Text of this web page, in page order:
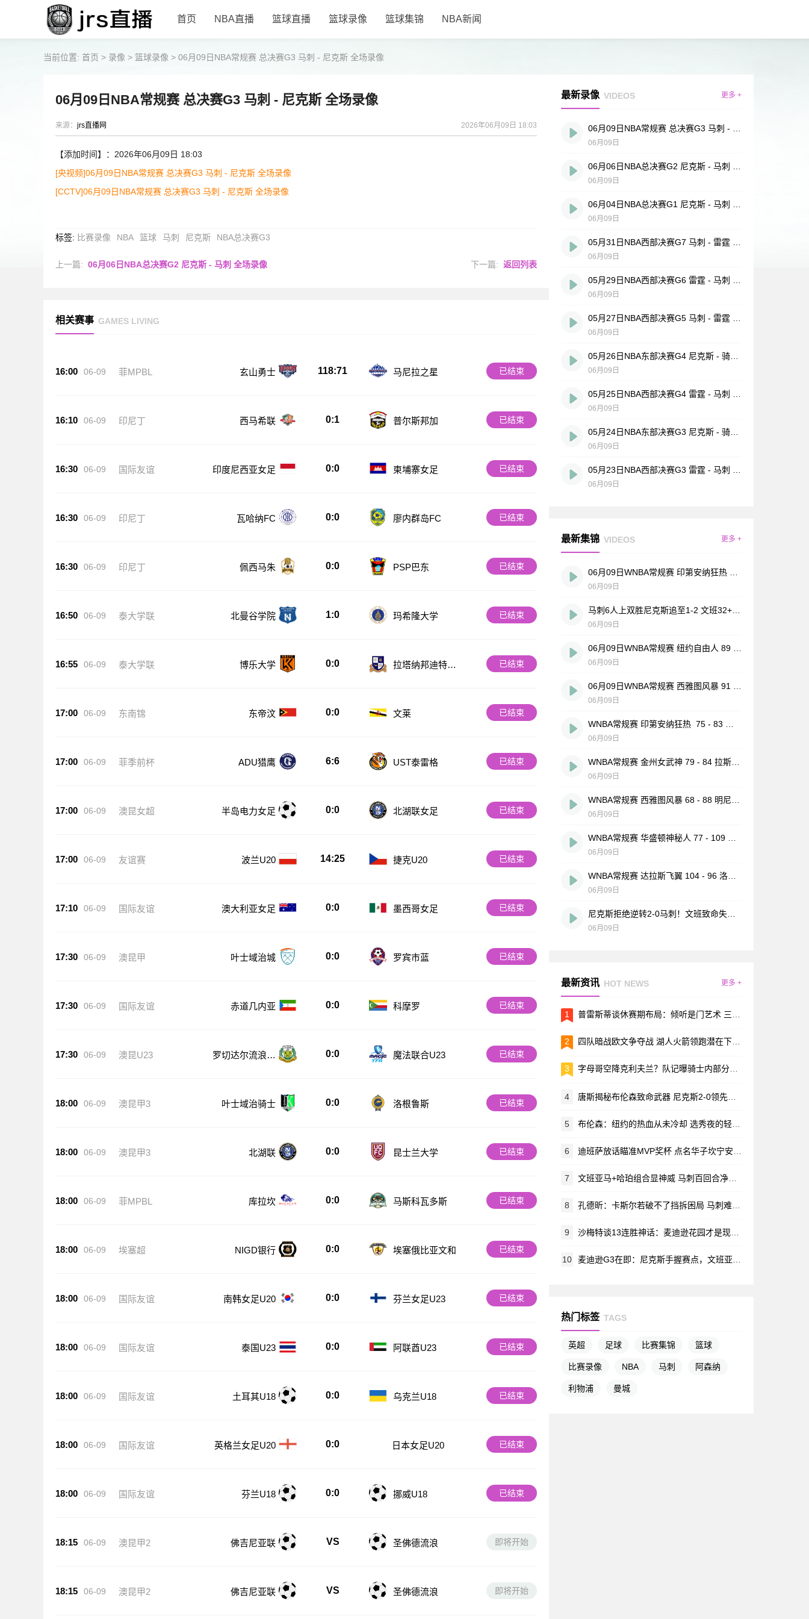
首页 NBA直播 篮球直播 篮球录像 篮球集锦 NBA新闻
当前位置: 首页 > 录像 > 篮球录像 > 06月09日NBA常规赛 总决赛G3 马刺 - 尼克斯 全场录像
06月09日NBA常规赛 总决赛G3 马刺 - 尼克斯 全场录像
来源： jrs直播网 2026年06月09日 18:03
【添加时间】：2026年06月09日 18:03
[央视频]06月09日NBA常规赛 总决赛G3 马刺 - 尼克斯 全场录像
[CCTV]06月09日NBA常规赛 总决赛G3 马刺 - 尼克斯 全场录像
标签: 比赛录像 NBA 篮球 马刺 尼克斯 NBA总决赛G3
上一篇: 06月06日NBA总决赛G2 尼克斯 - 马刺 全场录像 下一篇: 返回列表
相关赛事 GAMES LIVING
16:00 06-09 菲MPBL 玄山勇士 118:71 马尼拉之星 已结束
16:10 06-09 印尼丁 西马希联 0:1 普尔斯邦加 已结束
16:30 06-09 国际友谊 印度尼西亚女足 0:0 柬埔寨女足 已结束
16:30 06-09 印尼丁 瓦哈纳FC 0:0 廖内群岛FC 已结束
16:30 06-09 印尼丁 佩西马朱 0:0 PSP巴东 已结束
16:50 06-09 泰大学联 北曼谷学院 1:0 玛希隆大学 已结束
16:55 06-09 泰大学联 博乐大学 0:0
拉塔纳邦迪特大
已结束
17:00 06-09 东南锦 东帝汶 0:0 文莱 已结束
17:00 06-09 菲季前杯 ADU猎鹰 6:6 UST泰雷格 已结束
17:00 06-09 澳昆女超 半岛电力女足 0:0 北湖联女足 已结束
17:00 06-09 友谊赛 波兰U20 14:25 捷克U20 已结束
17:10 06-09 国际友谊 澳大利亚女足 0:0 墨西哥女足 已结束
17:30 06-09 澳昆甲 叶士域治城 0:0 罗宾市蓝 已结束
17:30 06-09 国际友谊 赤道几内亚 0:0 科摩罗 已结束
17:30 06-09 澳昆U23
罗切达尔流浪U
0:0 魔法联合U23 已结束
18:00 06-09 澳昆甲3 叶士域治骑士 0:0 洛根鲁斯 已结束
18:00 06-09 澳昆甲3 北湖联 0:0 昆士兰大学 已结束
18:00 06-09 菲MPBL 库拉坎 0:0 马斯科瓦多斯 已结束
18:00 06-09 埃塞超 NIGD银行 0:0 埃塞俄比亚文和 已结束
18:00 06-09 国际友谊 南韩女足U20 0:0 芬兰女足U23 已结束
18:00 06-09 国际友谊 泰国U23 0:0 阿联酋U23 已结束
18:00 06-09 国际友谊 土耳其U18 0:0 乌克兰U18 已结束
18:00 06-09 国际友谊 英格兰女足U20 0:0 日本女足U20 已结束
18:00 06-09 国际友谊 芬兰U18 0:0 挪威U18 已结束
18:15 06-09 澳昆甲2 佛吉尼亚联 VS 圣佛德流浪 即将开始
最新录像 VIDEOS 更多 +
06月09日
06月09日
06月09日
06月09日
06月09日
06月09日
06月09日
06月09日
06月09日
06月09日
最新集锦 VIDEOS 更多 +
06月09日
06月09日
06月09日
06月09日
06月09日
06月09日
06月09日
06月09日
06月09日
06月09日
最新资讯 HOT NEWS 更多 +
1 普雷斯蒂谈休赛期布局：倾听是门艺术 三股声音都要听见
2 四队暗战欧文争夺战 湖人火箭领跑潜在下家名单
3 字母哥空降克利夫兰？队记曝骑士内部分歧：莫布利非卖品
4 唐斯揭秘布伦森致命武器 尼克斯2-0领先却不敢小觑马刺反扑
5 布伦森：纽约的热血从未冷却 选秀夜的轻视化作今日勋章
6 迪班萨放话瞄准MVP奖杯 点名华子坎宁安塔图姆为未来三大热门
7 文班亚马+哈珀组合显神威 马刺百回合净胜15.3分却陷绝境
8 孔德昕：卡斯尔若破不了挡拆困局 马刺难敌尼克斯
9 沙梅特谈13连胜神话：麦迪逊花园才是现在时
10 麦迪逊G3在即：尼克斯手握赛点，文班亚马绝杀失手留遗憾
热门标签 TAGS
英超 足球 比赛集锦 篮球
比赛录像 NBA 马刺 阿森纳
利物浦 曼城